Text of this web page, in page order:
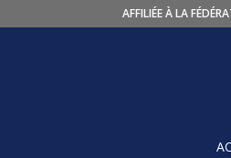
AFFILIÉE À LA